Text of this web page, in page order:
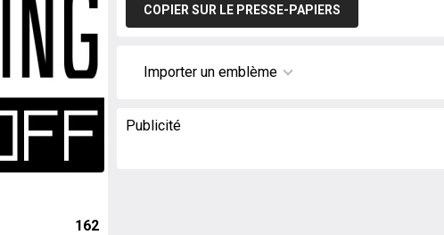
162
COPIER SUR LE PRESSE-PAPIERS
Importer un emblème
Publicité